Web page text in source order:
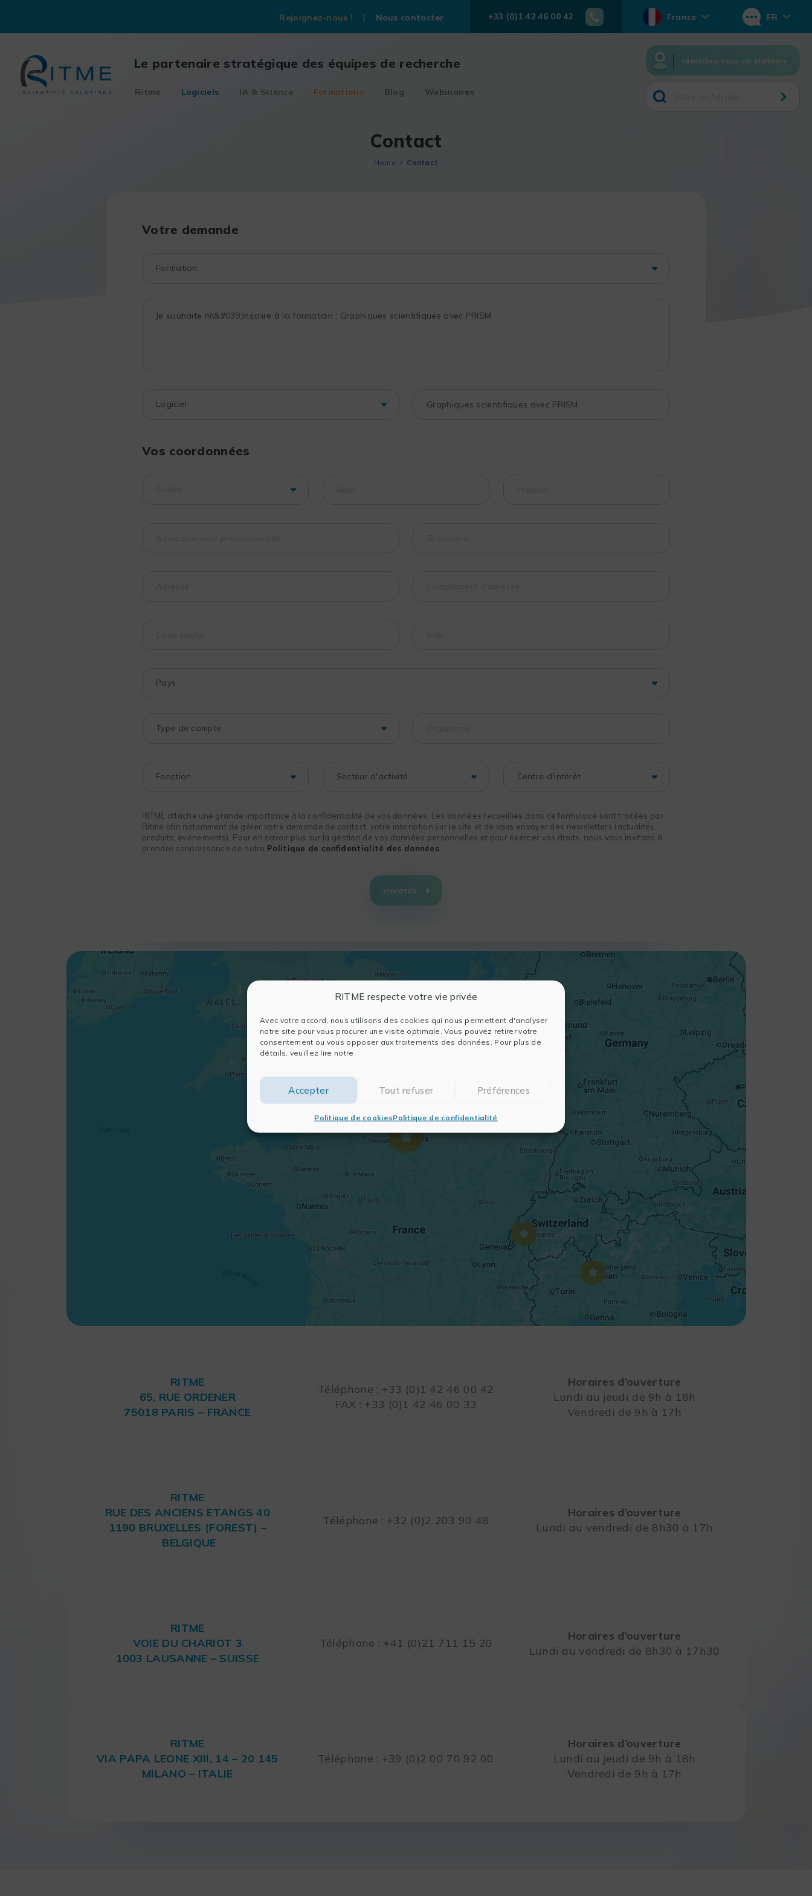
RITME respecte votre vie privée
Avec votre accord, nous utilisons des cookies qui nous permettent d'analyser
notre site pour vous procurer une visite optimale. Vous pouvez retirer votre
consentement ou vous opposer aux traitements des données. Pour plus de
détails, veuillez lire notre
Accepter Tout refuser Préférences
Politique de cookiesPolitique de confidentialité
content
Rejoignez-nous ! Nous contacter +33 (0)1 42 46 00 42 France FR
Le partenaire stratégique des équipes de recherche
Ritme Logiciels IA & Science Formations Blog Webinaires
Identifiez-vous sur MyRitme
Contact
Home Contact
Votre demande
Vos coordonnées
RITME attache une grande importance à la confidentialité de vos données. Les données recueillies dans ce formulaire sont traitées par
Ritme afin notamment de gérer votre demande de contact, votre inscription sur le site et de vous envoyer des newsletters (actualités,
produits, événements). Pour en savoir plus sur la gestion de vos données personnelles et pour exercer vos droits, nous vous invitons à
prendre connaissance de notre Politique de confidentialité des données
ENVOYER
RITME
65, RUE ORDENER
75018 PARIS – FRANCE
Téléphone : +33 (0)1 42 46 00 42
FAX : +33 (0)1 42 46 00 33
Horaires d’ouverture
Lundi au jeudi de 9h à 18h
Vendredi de 9h à 17h
RITME
RUE DES ANCIENS ETANGS 40
1190 BRUXELLES (FOREST) –
BELGIQUE
Téléphone : +32 (0)2 203 90 48
Horaires d’ouverture
Lundi au vendredi de 8h30 à 17h
RITME
VOIE DU CHARIOT 3
1003 LAUSANNE – SUISSE
Téléphone : +41 (0)21 711 15 20
Horaires d’ouverture
Lundi au vendredi de 8h30 à 17h30
RITME
VIA PAPA LEONE XIII, 14 – 20 145
MILANO – ITALIE
Téléphone : +39 (0)2 00 70 92 00
Horaires d’ouverture
Lundi au jeudi de 9h à 18h
Vendredi de 9h à 17h